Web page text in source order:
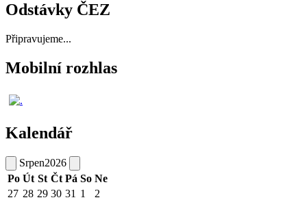
Odstávky ČEZ
Připravujeme...
Mobilní rozhlas
Kalendář
Srpen2026
Po Út St Čt Pá So Ne
27 28 29 30 31 1
2